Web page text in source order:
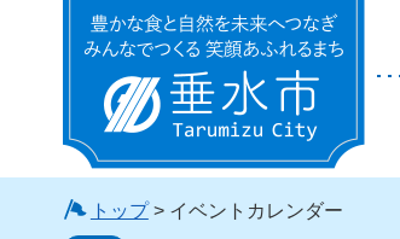
垂水市
トップ> イベントカレンダー